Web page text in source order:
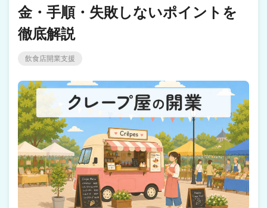
金・手順・失敗しないポイントを
徹底解説
飲食店開業支援